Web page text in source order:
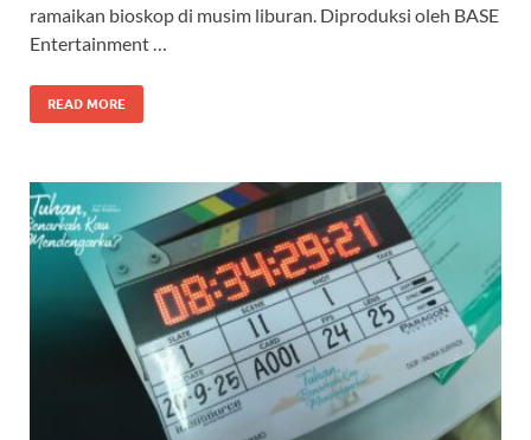
ramaikan bioskop di musim liburan. Diproduksi oleh BASE
Entertainment …
READ MORE